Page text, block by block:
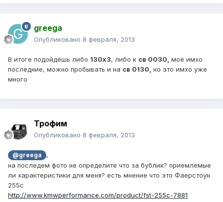
greega
Опубликовано 8 февраля, 2013
В итоге подойдёшь либо 130х3, либо к св 0030, моё имхо
последние, можно пробывать и на св 0130, но это имхо уже
много
Трофим
Опубликовано 8 февраля, 2013
@greega
,
на последем фото не определите что за бублик? приемлемые
ли характеристики для меня? есть мнение что это Фаерстоун
255с
http://www.kmwperformance.com/product/fst-255c-7881